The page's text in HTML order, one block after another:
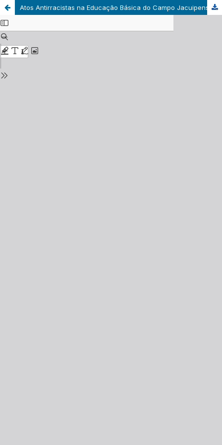
Atos Antirracistas na Educação Básica do Campo Jacuipense: Crianças, Jovens e Griôs de Axé